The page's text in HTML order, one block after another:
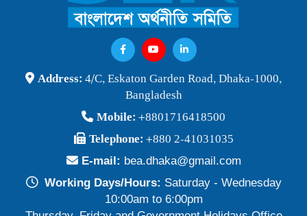
বেগম খালেদা জিয়ার মৃত্যুতে বাংলাদেশ অর্থনীতি সমিতি গভীরভাবে শোকাহত
BEA Seminar 2025 "Debating Budget and Beyond" 21
June 2025, at 10:00 am, at the CIRDAP Auditorium
Publish Time: 16 Jun 2025
Publish Time: 19 May 2024
প্রাথমিক প্রার্থী তালিকা বাংলাদেশ অর্থনীতি সমিতি নির্বাচন-২০২৪
Publish Time: 17 May 2024
Address: 4/C, Eskaton Garden Road, Dhaka-1000,
Bangladesh
Mobile: +8801716418500
Telephone: +880 2-41031035
E-mail: bea.dhaka@gmail.com
Working Days/Hours: Saturday - Wednesday
10:00am to 6:00pm